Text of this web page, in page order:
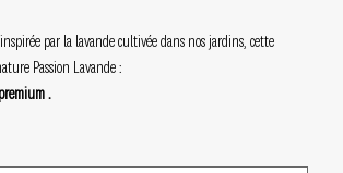
par la lavande cultivée dans nos jardins, cette
Passion Lavande :
.